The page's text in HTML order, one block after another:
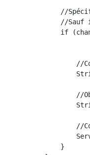
//
//Sauf
if
//
//
//
    }